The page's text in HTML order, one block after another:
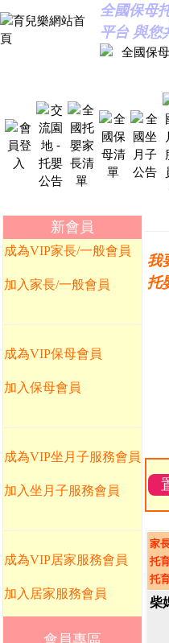
全國保母
平台 與您
新會員
成為VIP家長/一般會員
加入家長/一般會員
成為VIP保母會員
加入保母會員
成為VIP坐月子服務會員
加入坐月子服務會員
成為VIP居家服務會員
加入居家服務會員
會員專區
我
托
家
托
托
柴